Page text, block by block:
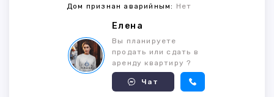
Дом признан аварийным: Нет
Елена
Вы планируете
продать или сдать в
аренду квартиру ?
Чат